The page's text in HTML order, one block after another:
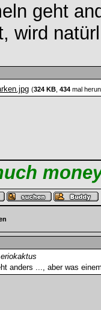
geht
wird
(324 KB 434 mal
anders ..., aber was